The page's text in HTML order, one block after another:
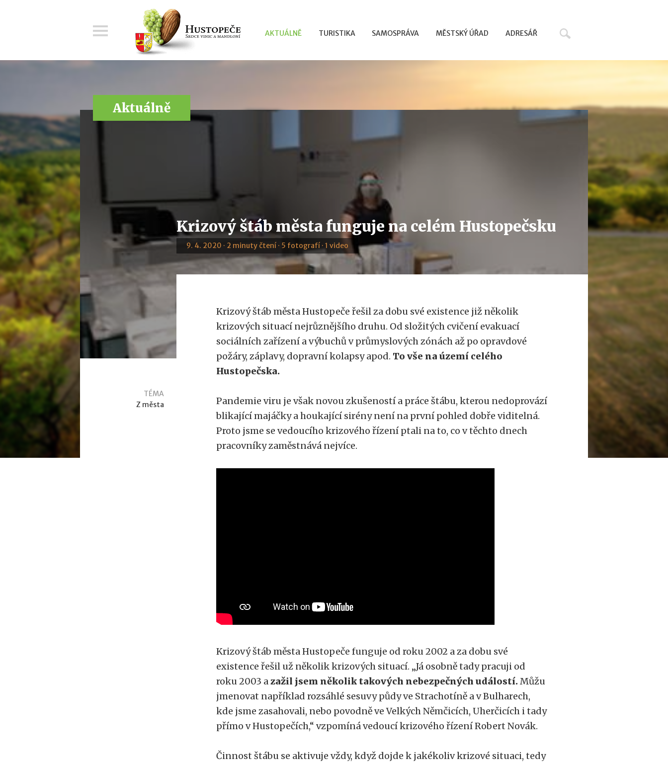
AKTUÁLNĚ TURISTIKA SAMOSPRÁVA MĚSTSKÝ ÚŘAD ADRESÁŘ
Aktuálně
Krizový štáb města funguje na celém Hustopečsku
9. 4. 2020 · 2 minuty čtení · 5 fotografí · 1 video
TÉMA
Z města
Krizový štáb města Hustopeče řešil za dobu své existence již několik
krizových situací nejrůznějšího druhu. Od složitých cvičení evakuací
sociálních zařízení a výbuchů v průmyslových zónách až po opravdové
požáry, záplavy, dopravní kolapsy apod. To vše na území celého
Hustopečska.
Pandemie viru je však novou zkušeností a práce štábu, kterou nedoprovází
blikající majáčky a houkající sirény není na první pohled dobře viditelná.
Proto jsme se vedoucího krizového řízení ptali na to, co v těchto dnech
pracovníky zaměstnává nejvíce.
Krizový štáb města Hustopeče funguje od roku 2002 a za dobu své
existence řešil už několik krizových situací. „Já osobně tady pracuji od
roku 2003 azažil jsem několik takových nebezpečných událostí.Můžu
jmenovat například rozsáhlé sesuvy půdy ve Strachotíně a v Bulharech,
kde jsme zasahovali, nebo povodně ve Velkých Němčicích, Uherčicích i tady
přímo v Hustopečích,“ vzpomíná vedoucí krizového řízení Robert Novák.
Činnost štábu se aktivuje vždy, když dojde k jakékoliv krizové situaci, tedy